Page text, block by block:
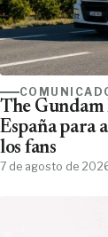
The Gundam
España para
los fans
7 de agosto de